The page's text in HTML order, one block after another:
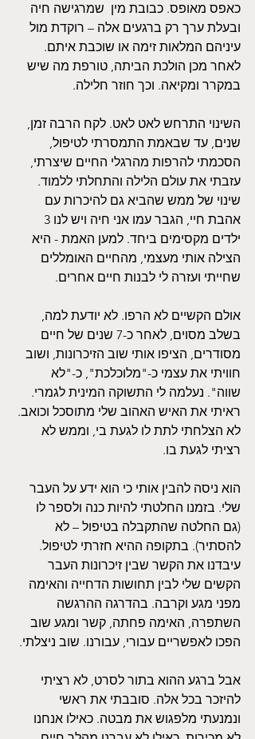
כאפס מאופס. כבובת מין  שמרגישה חיה
ובעלת ערך רק ברגעים אלה – רוקדת מול
עיניהם המלאות זימה או שוכבת איתם.
לאחר מכן הולכת הביתה, טורפת מה שיש
במקרר ומקיאה. וכך חוזר חלילה.
השינוי התרחש לאט לאט. לקח הרבה זמן,
שנים, עד שבאמת התמסרתי לטיפול,
הסכמתי להרפות מהרגלי החיים שיצרתי,
עזבתי את עולם הלילה והתחלתי ללמוד.
שינוי של ממש שהביא גם להיכרות עם
ילדים מקסימים ביחד. למען האמת - היא
הצילה אותי מעצמי, מהחיים האומללים
שחייתי ועזרה לי לבנות חיים אחרים.
אולם הקשיים לא הרפו. לא יודעת למה,
בשלב מסוים, לאחר כ-7 שנים של חיים
מסודרים, הציפו אותי שוב הזיכרונות, ושוב
חוויתי את עצמי כ-"מלוכלכת", כ-"לא
שווה". נעלמה לי התשוקה המינית לגמרי.
ראיתי את האיש האהוב שלי מתוסכל וכואב.
לא הצלחתי לתת לו לגעת בי, וממש לא
רציתי לגעת בו.
הוא ניסה להבין אותי כי הוא ידע על העבר
שלי. בזמנו החלטתי להיות כנה ולספר לו
(גם החלטה שהתקבלה בטיפול – לא
להסתיר). בתקופה ההיא חזרתי לטיפול.
עיבדנו את הקשר שבין זיכרונות העבר
הקשים שלי לבין תחושות הדחייה והאימה
מפני מגע וקרבה. בהדרגה ההרגשה
השתפרה, האימה פחתה, קשר ומגע שוב
הפכו לאפשריים עבורי, עבורנו. שוב ניצלתי.
אבל ברגע ההוא בתור לסרט, לא רציתי
להיזכר בכל אלה. סובבתי את ראשי
ונמנעתי מלפגוש את מבטה. כאילו אנחנו